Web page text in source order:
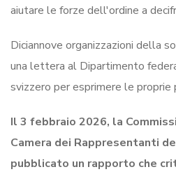
aiutare le forze dell'ordine a
Diciannove organizzazioni della
una lettera al Dipartimento
svizzero per esprimere le proprie
Il 3 febbraio 2026, la
Camera dei Rappresentanti
pubblicato un rapporto che